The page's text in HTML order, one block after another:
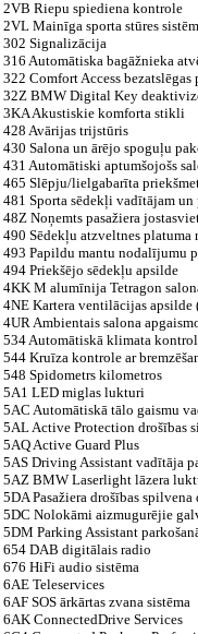
2VB Riepu spiediena kontrole
2VL Mainīga sporta stūres
302 Signalizācija
316 Automātiska bagāžnieka
322 Comfort Access
32Z BMW Digital Key
3KA Akustiskie komforta stikli
428 Avārijas trijstūris
430 Salona un ārējo spoguļu
431 Automātiski aptumšojošs
465 Slēpju/lielgabarīta
481 Sporta sēdekļi vadītājam un
48Z Noņemts pasažiera
490 Sēdekļu atzveltnes platuma
493 Papildu mantu nodalījumu
494 Priekšējo sēdekļu apsilde
4KK M alumīnija Tetragon
4NE Kartera ventilācijas apsilde
4UR Ambientais salona
534 Automātiskā klimata
544 Kruīza kontrole ar
548 Spidometrs kilometros
5A1 LED miglas lukturi
5AC Automātiskā tālo gaismu
5AL Active Protection drošības
5AQ Active Guard Plus
5AS Driving Assistant vadītāja
5AZ BMW Laserlight lāzera
5DA Pasažiera drošības
5DC Nolokāmi aizmugurējie
5DM Parking Assistant
654 DAB digitālais radio
676 HiFi audio sistēma
6AE Teleservices
6AF SOS ārkārtas zvana sistēma
6AK ConnectedDrive Services